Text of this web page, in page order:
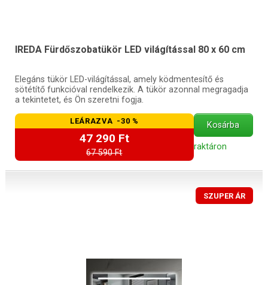
IREDA Fürdőszobatükör LED világítással 80 x 60 cm
Elegáns tükör LED-világítással, amely ködmentesítő és
sötétítő funkcióval rendelkezik. A tükör azonnal megragadja
a tekintetet, és Ön szeretni fogja.
LEÁRAZVA -30 %
47 290 Ft
67 590 Ft
Kosárba
raktáron
SZUPER ÁR